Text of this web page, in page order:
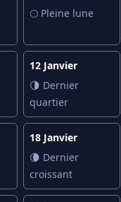
🌕 Pleine lune
12 Janvier
🌗 Dernier
quartier
18 Janvier
🌘 Dernier
croissant